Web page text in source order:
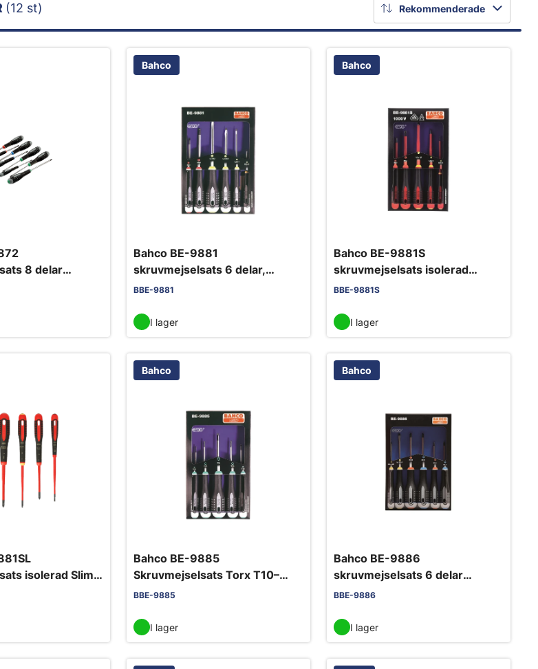
Rekommenderade
(12 st)
8 delar
Bahco
Bahco BE-9881
skruvmejselsats 6 delar,
spår/PH
BBE-9881
I lager
Bahco
Bahco BE-9881S
skruvmejselsats isolerad
1000V 5-delars, spår/PH
BBE-9881S
I lager
isolerad Slim
PH
Bahco
Bahco BE-9885
Skruvmejselsats Torx T10–
T50, 5 delar.
BBE-9885
I lager
Bahco
Bahco BE-9886
skruvmejselsats 6 delar
PH/PZ/spår
BBE-9886
I lager